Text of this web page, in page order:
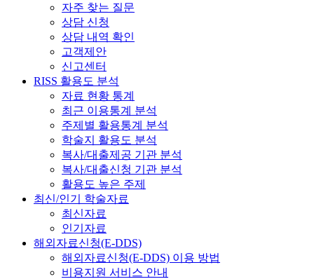
자주 찾는 질문
상담 신청
상담 내역 확인
고객제안
신고센터
RISS 활용도 분석
자료 현황 통계
최근 이용통계 분석
주제별 활용통계 분석
학술지 활용도 분석
복사/대출제공 기관 분석
복사/대출신청 기관 분석
활용도 높은 주제
최신/인기 학술자료
최신자료
인기자료
해외자료신청(E-DDS)
해외자료신청(E-DDS) 이용 방법
비용지원 서비스 안내